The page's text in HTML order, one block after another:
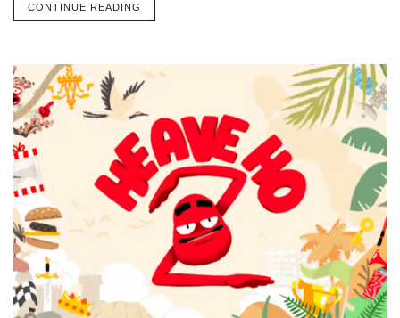
CONTINUE READING